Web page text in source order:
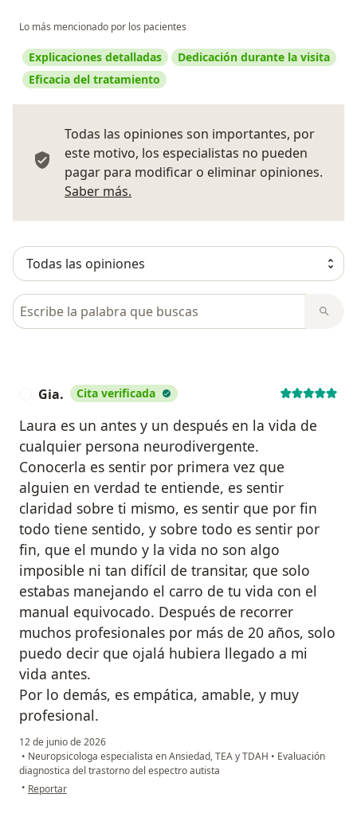
Lo más mencionado por los pacientes
Explicaciones detalladas
Dedicación durante la visita
Eficacia del tratamiento
Todas las opiniones son importantes, por
este motivo, los especialistas no pueden
pagar para modificar o eliminar opiniones.
Saber más.
Busca en opiniones
Gia. Cita verificada
Laura es un antes y un después en la vida de
cualquier persona neurodivergente.
Conocerla es sentir por primera vez que
alguien en verdad te entiende, es sentir
claridad sobre ti mismo, es sentir que por fin
todo tiene sentido, y sobre todo es sentir por
fin, que el mundo y la vida no son algo
imposible ni tan difícil de transitar, que solo
estabas manejando el carro de tu vida con el
manual equivocado. Después de recorrer
muchos profesionales por más de 20 años, solo
puedo decir que ojalá hubiera llegado a mi
vida antes.
Por lo demás, es empática, amable, y muy
profesional.
12 de junio de 2026
• Neuropsicologa especialista en Ansiedad, TEA y TDAH • Evaluación
diagnostica del trastorno del espectro autista
• en opinión del usuario Gia.
Reportar